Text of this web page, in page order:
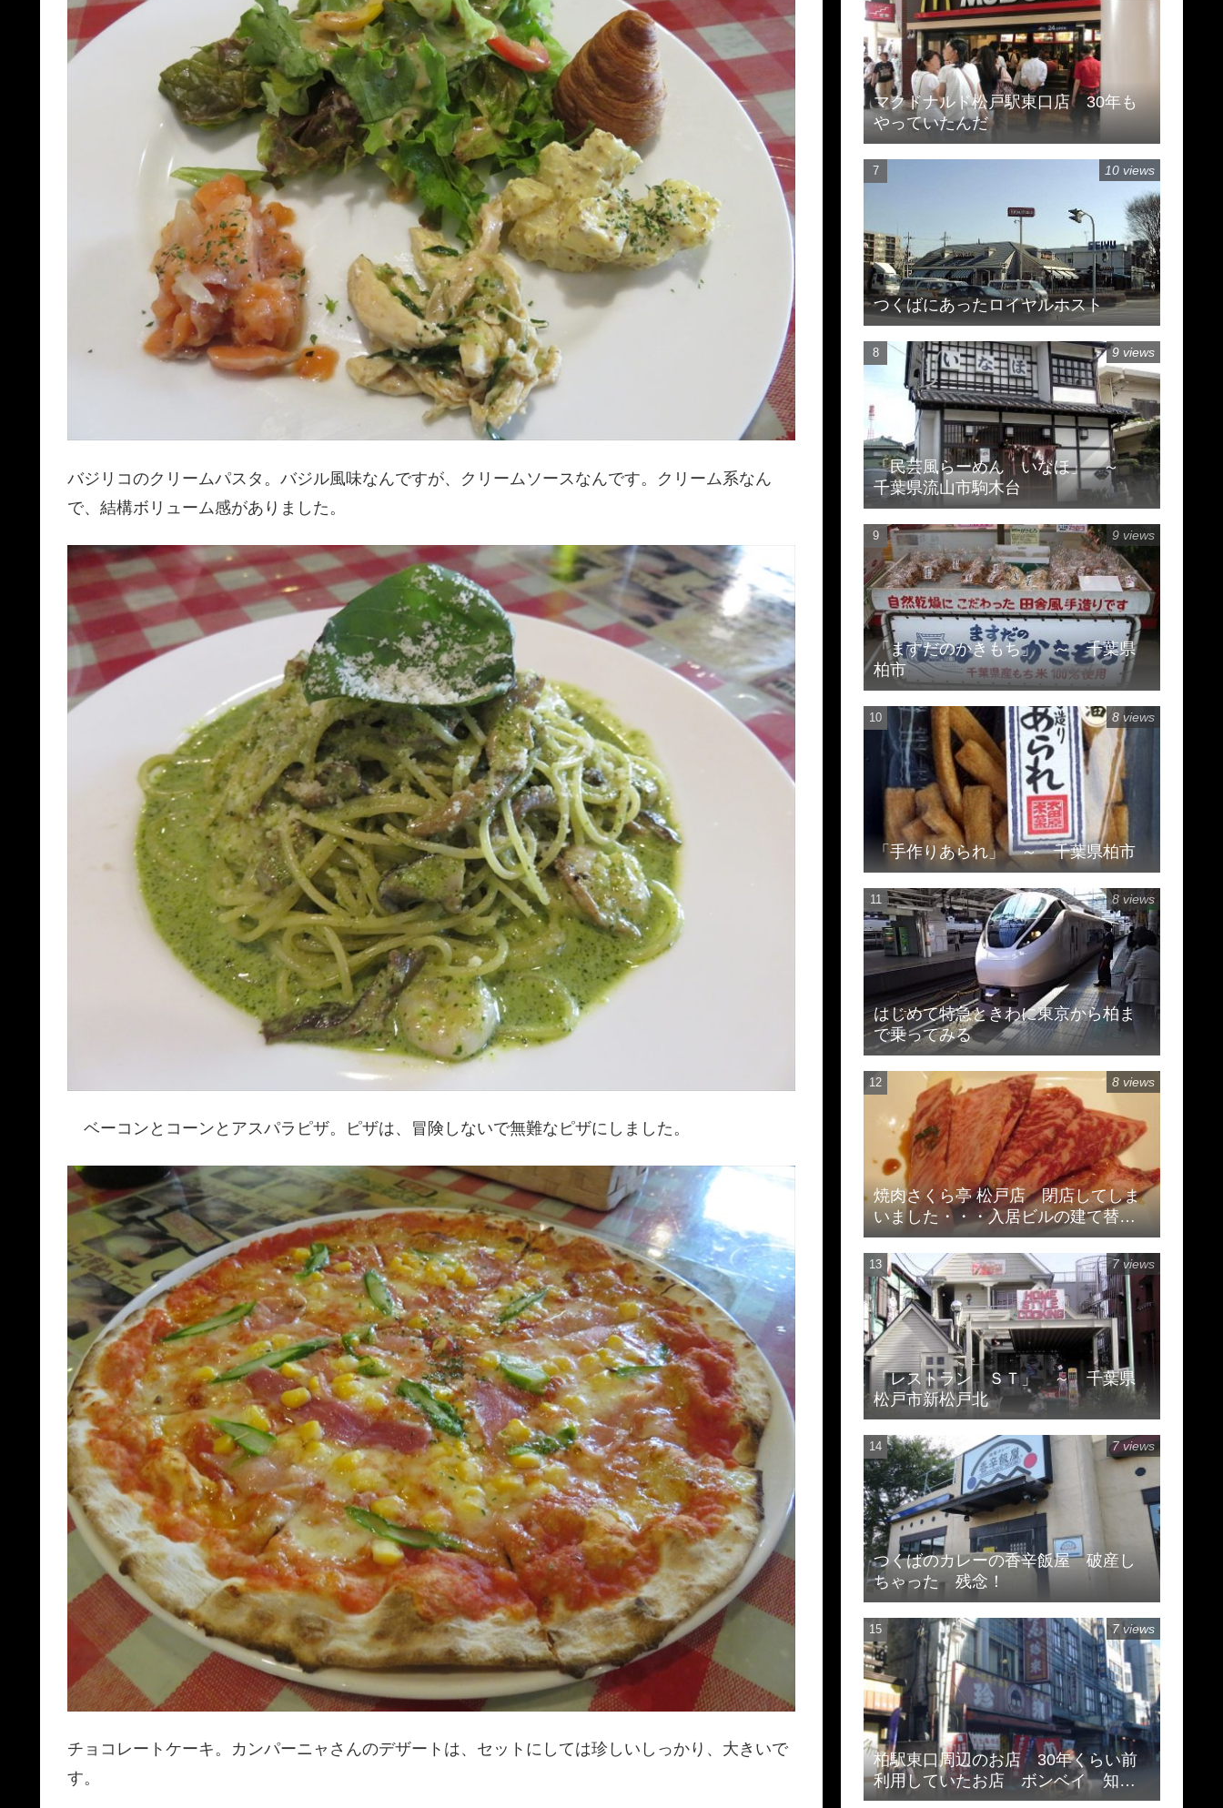
バジリコのクリームパスタ。バジル風味なんですが、クリームソースなんです。クリーム系なん
で、結構ボリューム感がありました。
ベーコンとコーンとアスパラピザ。ピザは、冒険しないで無難なピザにしました。
チョコレートケーキ。カンパーニャさんのデザートは、セットにしては珍しいしっかり、大きいで
す。
マクドナルド松戸駅東口店 30年も
やっていたんだ
つくばにあったロイヤルホスト
10 views
「民芸風らーめん いなほ」 ～
千葉県流山市駒木台
9 views
「ますだのかきもち」 ～ 千葉県
柏市
9 views
「手作りあられ」 ～ 千葉県柏市
8 views
はじめて特急ときわに東京から柏ま
で乗ってみる
8 views
焼肉さくら亭 松戸店 閉店してしま
いました・・・入居ビルの建て替え
のため
8 views
「レストラン ＳＴ」 ～ 千葉県
松戸市新松戸北
7 views
つくばのカレーの香辛飯屋 破産し
ちゃった 残念！
7 views
柏駅東口周辺のお店 30年くらい前
利用していたお店 ボンベイ 知味
斎 珍来
7 views